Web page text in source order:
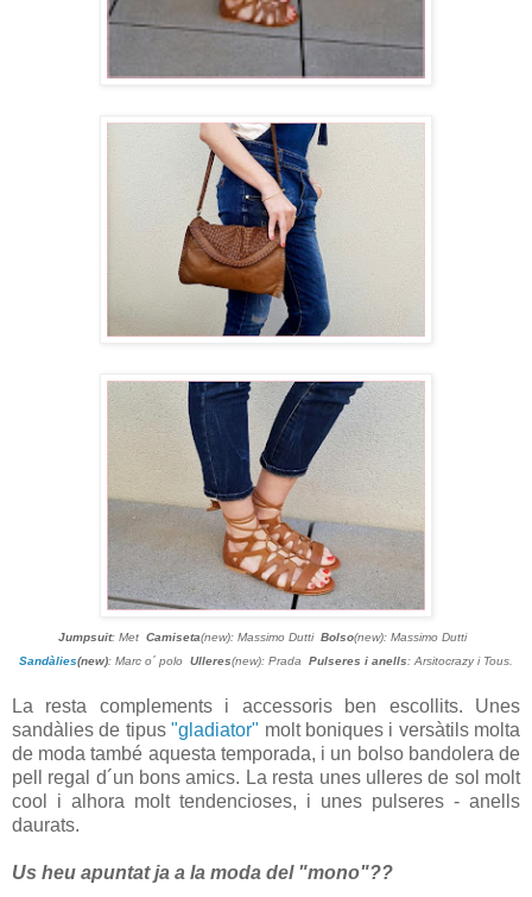
Jumpsuit: Met Camiseta(new): Massimo Dutti Bolso(new): Massimo Dutti
Sandàlies(new): Marc o´ polo Ulleres(new): Prada Pulseres i anells: Arsitocrazy i Tous.
La resta complements i accessoris ben escollits. Unes
sandàlies de tipus"gladiator" molt boniques i versàtils molta
de moda també aquesta temporada, i un bolso bandolera de
pell regal d´un bons amics. La resta unes ulleres de sol molt
cool i alhora molt tendencioses, i unes pulseres - anells
daurats.
Us heu apuntat ja a la moda del "mono"??